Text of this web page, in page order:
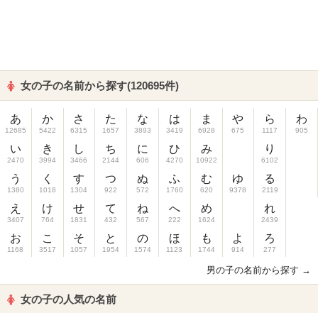
女の子の名前から探す(120695件)
あ
12685
い
2470
う
1380
え
3407
お
1168
か
5422
き
3994
く
1018
け
764
こ
3517
さ
6315
し
3466
す
1304
せ
1831
そ
1057
た
1657
ち
2144
つ
922
て
432
と
1954
な
3893
に
606
ぬ
572
ね
567
の
1574
は
3419
ひ
4270
ふ
1760
へ
222
ほ
1123
ま
6928
み
10922
む
620
め
1624
も
1744
や
675
ゆ
9378
よ
914
ら
1117
り
6102
る
2119
れ
2439
ろ
277
わ
905
男の子の名前から探す →
女の子の人気の名前